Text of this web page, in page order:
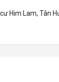
Him Lam, Tân